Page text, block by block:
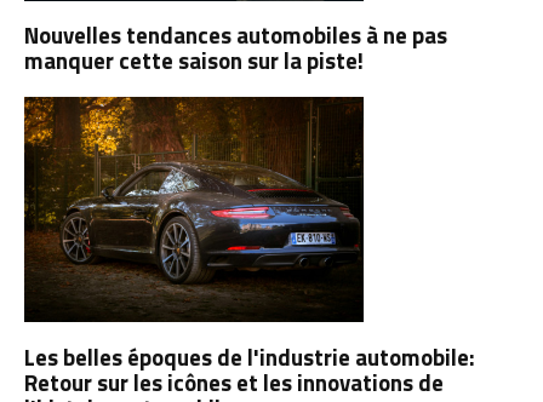
Nouvelles tendances automobiles à ne pas
manquer cette saison sur la piste!
Les belles époques de l'industrie automobile:
Retour sur les icônes et les innovations de